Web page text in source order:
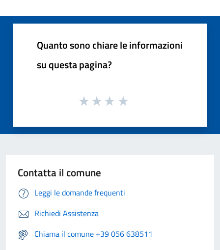
Quanto sono chiare le informazioni
su questa pagina?
Contatta il comune
Leggi le domande frequenti
Richiedi Assistenza
Chiama il comune +39 056 638511